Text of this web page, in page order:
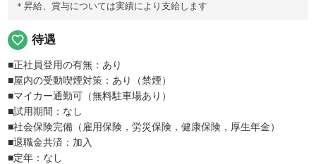
＊昇給、賞与については実績により支給します
favorite_border 待遇
■正社員登用の有無：あり
■屋内の受動喫煙対策：あり（禁煙）
■マイカー通勤可（無料駐車場あり）
■試用期間：なし
■社会保険完備（雇用保険，労災保険，健康保険，厚生年金）
■退職金共済：加入
■定年：なし